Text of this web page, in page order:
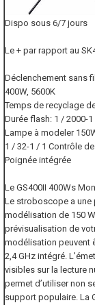
Dispo sous 6/7 jours
Le + par rapport au
Déclenchement sans
400W, 5600K
Temps de recyclage
Durée flash: 1 / 2000-
Lampe à modeler
1 / 32-1 / 1 Contrôle
Poignée intégrée
Le GS400II 400Ws
Le stroboscope a une
modélisation de 150
prévisualisation de
modélisation peuvent
2,4 GHz intégré.
visibles sur la lecture
permet d’utiliser non
support populaire. La